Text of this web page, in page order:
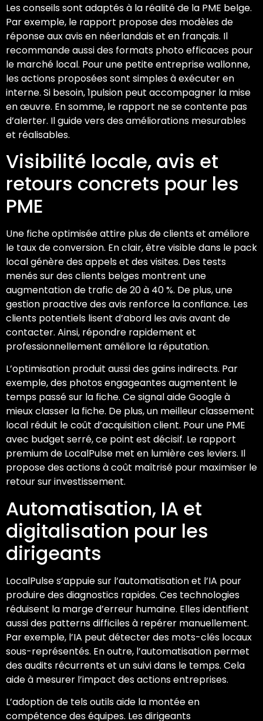
Les conseils sont adaptés à la réalité de la PME belge.
Par exemple, le rapport propose des modèles de
réponse aux avis en néerlandais et en français. Il
recommande aussi des formats photo efficaces pour
le marché local. Pour une petite entreprise wallonne,
les actions proposées sont simples à exécuter en
interne. Si besoin, 1pulsion peut accompagner la mise
en œuvre. En somme, le rapport ne se contente pas
d’alerter. Il guide vers des améliorations mesurables
et réalisables.
Visibilité locale, avis et
retours concrets pour les
PME
Une fiche optimisée attire plus de clients et améliore
le taux de conversion. En clair, être visible dans le pack
local génère des appels et des visites. Des tests
menés sur des clients belges montrent une
augmentation de trafic de 20 à 40 %. De plus, une
gestion proactive des avis renforce la confiance. Les
clients potentiels lisent d’abord les avis avant de
contacter. Ainsi, répondre rapidement et
professionnellement améliore la réputation.
L’optimisation produit aussi des gains indirects. Par
exemple, des photos engageantes augmentent le
temps passé sur la fiche. Ce signal aide Google à
mieux classer la fiche. De plus, un meilleur classement
local réduit le coût d’acquisition client. Pour une PME
avec budget serré, ce point est décisif. Le rapport
premium de LocalPulse met en lumière ces leviers. Il
propose des actions à coût maîtrisé pour maximiser le
retour sur investissement.
Automatisation, IA et
digitalisation pour les
dirigeants
LocalPulse s’appuie sur l’automatisation et l’IA pour
produire des diagnostics rapides. Ces technologies
réduisent la marge d’erreur humaine. Elles identifient
aussi des patterns difficiles à repérer manuellement.
Par exemple, l’IA peut détecter des mots-clés locaux
sous-représentés. En outre, l’automatisation permet
des audits récurrents et un suivi dans le temps. Cela
aide à mesurer l’impact des actions entreprises.
L’adoption de tels outils aide la montée en
compétence des équipes. Les dirigeants